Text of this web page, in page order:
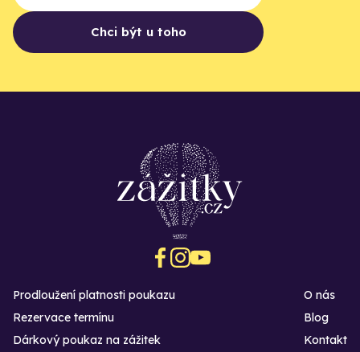
Chci být u toho
Prodloužení platnosti poukazu
Rezervace termínu
Dárkový poukaz na zážitek
O nás
Blog
Kontakt